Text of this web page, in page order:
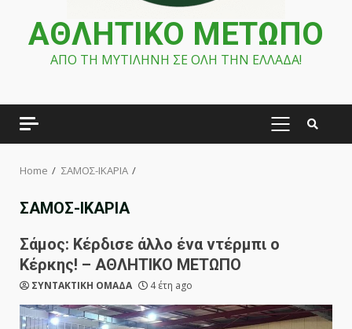
ΑΘΛΗΤΙΚΟ ΜΕΤΩΠΟ
ΑΠΟ ΤΗ ΜΥΤΙΛΗΝΗ ΣΕ ΟΛΗ ΤΗΝ ΕΛΛΑΔΑ!
PRIMARY
Home ΣΑΜΟΣ-ΙΚΑΡΙΑ
ΣΑΜΟΣ-ΙΚΑΡΙΑ
Σάμος: Κέρδισε άλλο ένα ντέρμπι ο
Κέρκης! – ΑΘΛΗΤΙΚΟ ΜΕΤΩΠΟ
ΣΥΝΤΑΚΤΙΚΗ ΟΜΑΔΑ 4 έτη ago